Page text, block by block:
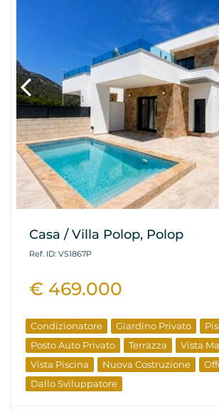
Casa / Villa Polop, Polop
Ref. ID: VS1867P
€ 469.000
Condizionatore Giardino Privato
Posto Auto Privato
Terrazza
Vista
Vista Piscina
Nuova Costruzione
Dallo Sviluppatore